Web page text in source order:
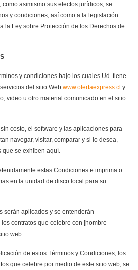
asimismo sus efectos jurídicos, se
y condiciones, así como a la legislación
la Ley sobre Protección de los Derechos de
y condiciones bajo los cuales Ud. tiene
del sitio Web www.ofertaexpress.cl y
video u otro material comunicado en el sitio
costo, el software y las aplicaciones para
navegar, visitar, comparar y si lo desea,
que se exhiben aquí.
estas Condiciones e imprima o
en la unidad de disco local para su
serán aplicados y se entenderán
contratos que celebre con [nombre
web.
de estos Términos y Condiciones, los
que celebre por medio de este sitio web, se